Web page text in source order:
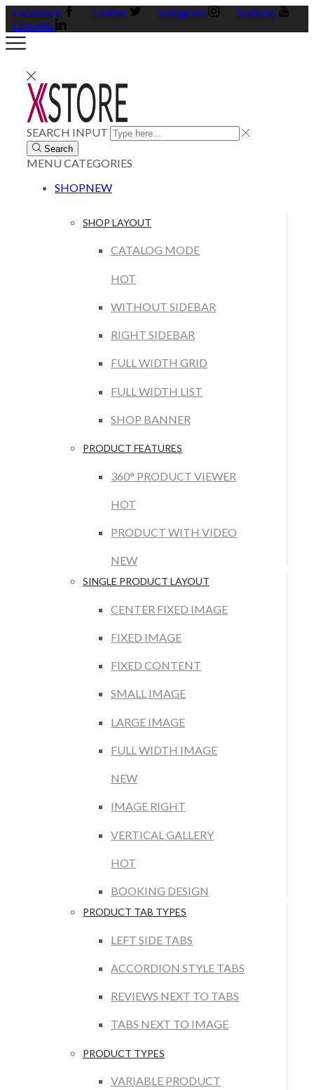
Facebook Twitter Instagram
Youtube
Linkedin
SEARCH INPUT
Search
MENUCATEGORIES
SHOPNEW
SHOP LAYOUT
CATALOG MODE
HOT
WITHOUT SIDEBAR
RIGHT SIDEBAR
FULL WIDTH GRID
FULL WIDTH LIST
SHOP BANNER
PRODUCT FEATURES
360° PRODUCT VIEWER
HOT
PRODUCT WITH VIDEO
NEW
SINGLE PRODUCT LAYOUT
CENTER FIXED IMAGE
FIXED IMAGE
FIXED CONTENT
SMALL IMAGE
LARGE IMAGE
FULL WIDTH IMAGE
NEW
IMAGE RIGHT
VERTICAL GALLERY
HOT
BOOKING DESIGN
PRODUCT TAB TYPES
LEFT SIDE TABS
ACCORDION STYLE TABS
REVIEWS NEXT TO TABS
TABS NEXT TO IMAGE
PRODUCT TYPES
VARIABLE PRODUCT